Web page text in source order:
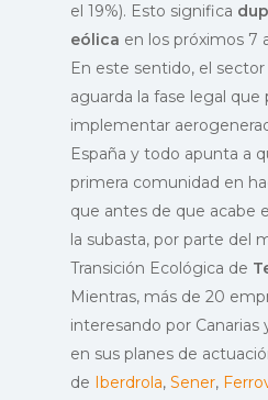
el 19%). Esto significa
eólica en los próximos 7
En este sentido, el
aguarda la fase legal que
implementar
España y todo apunta a
primera comunidad en
que antes de que acabe
la subasta, por parte del
Transición Ecológica de
Mientras, más de 20
interesando por Canarias
en sus planes de
de
Iberdrola, Sener,